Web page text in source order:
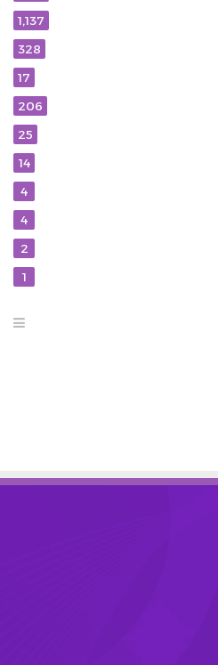
1٬137
328
17
206
25
14
4
4
2
1